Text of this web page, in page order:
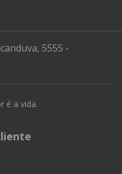
5555 -
é a vida.